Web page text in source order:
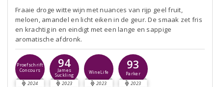
Fraaie droge witte wijn met nuances van rijp geel fruit,
meloen, amandel en licht eiken in de geur. De smaak zet fris
en krachtig in en eindigt met een lange en sappige
aromatische afdronk.
Proefschrift
Concours
2024
94
James
Suckling
2023
WineLife
2023
93
Parker
2023